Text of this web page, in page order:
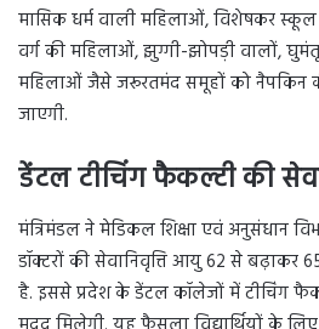
मासिक धर्म वाली महिलाओं, विशेषकर
वर्ग की महिलाओं, झुग्गी-झोपड़ी वालों,
महिलाओं जैसे जरूरतमंद समूहों को नैपकिन
जाएगी.
डेंटल टीचिंग फैकल्टी की
मंत्रिमंडल ने मेडिकल शिक्षा एवं अनुसंधान
डॉक्टरों की सेवानिवृत्ति आयु 62 से बढ़ाकर
है. इससे प्रदेश के डेंटल कॉलेजों में टीचिंग